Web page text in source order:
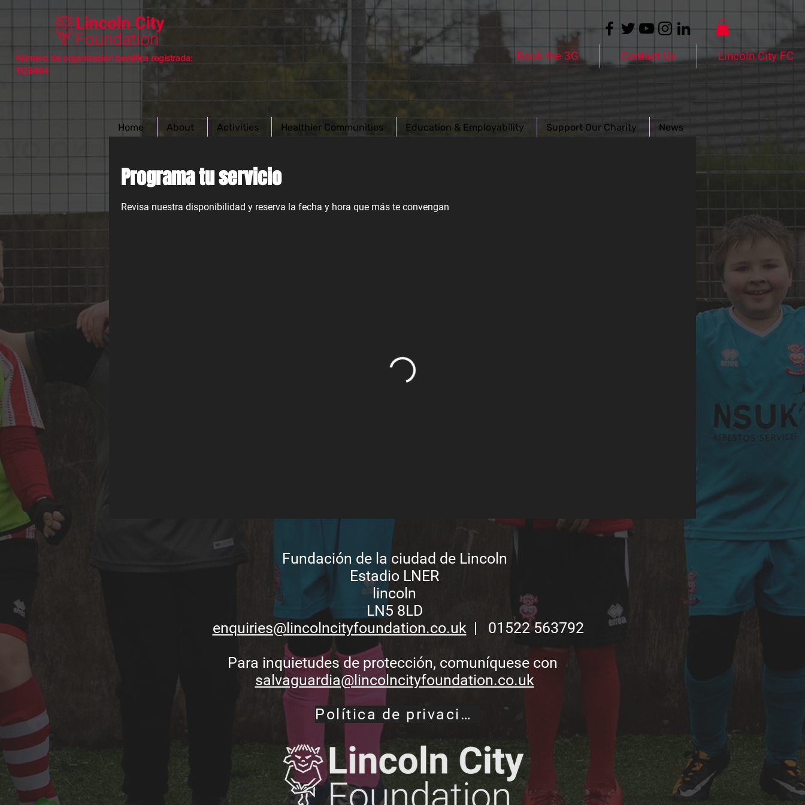
Número de organización benéfica registrada:
1128464
Book the 3G Contact Us Lincoln City FC
Home About Activities Healthier Communities Education & Employability Support Our Charity News
Programa tu servicio
Revisa nuestra disponibilidad y reserva la fecha y hora que más te convengan
Fundación de la ciudad de Lincoln
Estadio LNER
lincoln
LN5 8LD
enquiries@lincolncityfoundation.co.uk| 01522 563792
Para inquietudes de protección, comuníquese con
salvaguardia@lincolncityfoundation.co.uk
Política de privacidad